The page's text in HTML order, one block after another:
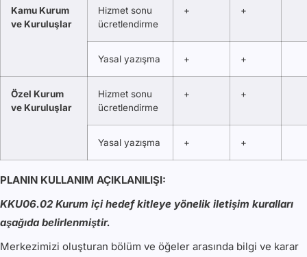
Kamu Kurum
ve Kuruluşlar
Hizmet sonu
ücretlendirme
+ +
Yasal yazışma + +
Özel Kurum
ve Kuruluşlar
Hizmet sonu
ücretlendirme
+ +
Yasal yazışma + +
PLANIN KULLANIM AÇIKLANILIŞI:
KKU06.02 Kurum içi hedef kitleye yönelik iletişim kuralları
aşağıda belirlenmiştir.
Merkezimizi oluşturan bölüm ve öğeler arasında bilgi ve karar